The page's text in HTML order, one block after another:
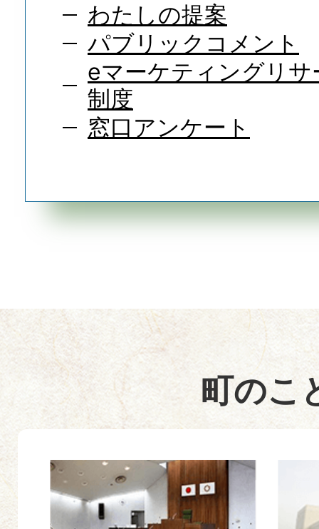
わたしの提案
パブリックコメント
eマーケティングリサ
制度
窓口アンケート
町のこ
2
枚